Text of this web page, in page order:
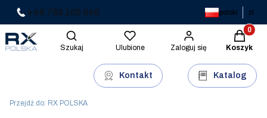
+48 789 169 949 polski zł
Otwórz wyszukiwarkę
Szukaj Ulubione Zaloguj się Koszyk
Kontakt Katalog
Przejdź do: RX POLSKA